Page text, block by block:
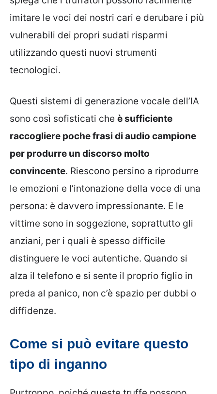
imitare le voci dei nostri cari e derubare i più
vulnerabili dei propri sudati risparmi
utilizzando questi nuovi strumenti
tecnologici.
Questi sistemi di generazione vocale dell’IA
sono così sofisticati che è sufficiente
raccogliere poche frasi di audio campione
per produrre un discorso molto
convincente. Riescono persino a riprodurre
le emozioni e l’intonazione della voce di una
persona: è davvero impressionante. E le
vittime sono in soggezione, soprattutto gli
anziani, per i quali è spesso difficile
distinguere le voci autentiche. Quando si
alza il telefono e si sente il proprio figlio in
preda al panico, non c’è spazio per dubbi o
diffidenze.
Come si può evitare questo
tipo di inganno